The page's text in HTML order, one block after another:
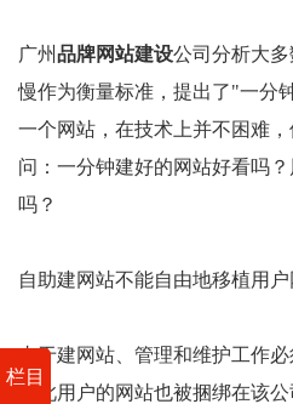
栏目
广州品牌网站建设公司分析大
慢作为衡量标准，提出了"一分
一个网站，在技术上并不困难，
问：一分钟建好的网站好看吗
吗？
自助建网站不能自由地移植用
由于建网站、管理和维护工作
因此用户的网站也被捆绑在该